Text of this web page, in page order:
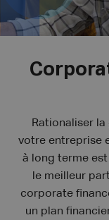
Rationaliser
votre entreprise
à long terme
le meilleur
corporate
un plan